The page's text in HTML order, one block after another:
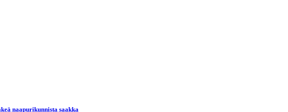
naapurikunnista saakka